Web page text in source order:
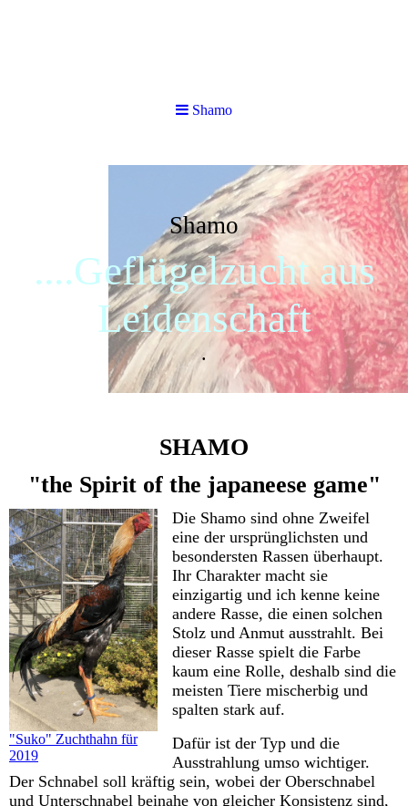
Shamo
....Geflügelzucht aus
Leidenschaft
.
SHAMO
"the Spirit of the japaneese game"
"Suko" Zuchthahn für
2019
Die Shamo sind ohne Zweifel
eine der ursprünglichsten und
besondersten Rassen überhaupt.
Ihr Charakter macht sie
einzigartig und ich kenne keine
andere Rasse, die einen solchen
Stolz und Anmut ausstrahlt. Bei
dieser Rasse spielt die Farbe
kaum eine Rolle, deshalb sind die
meisten Tiere mischerbig und
spalten stark auf.
Dafür ist der Typ und die
Ausstrahlung umso wichtiger.
Der Schnabel soll kräftig sein, wobei der Oberschnabel
und Unterschnabel beinahe von gleicher Konsistenz sind,
Shamo